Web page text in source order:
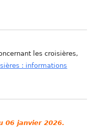
les croisières,
: informations
06 janvier 2026.